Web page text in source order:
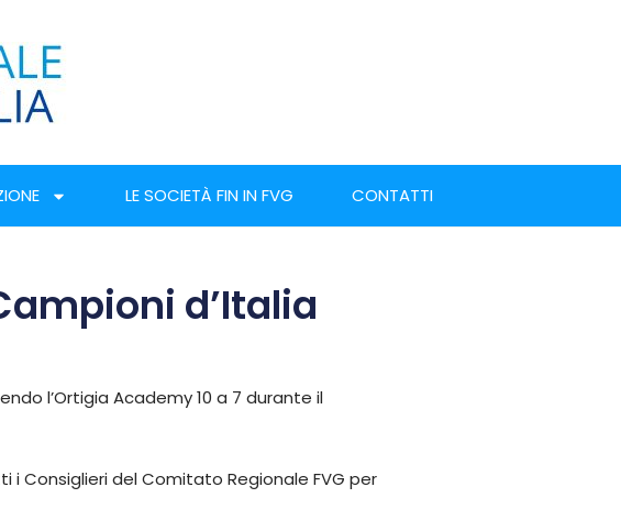
LE SOCIETÀ FIN IN FVG CONTATTI
d’Italia
l’Ortigia Academy 10 a 7 durante il
i Consiglieri del Comitato Regionale FVG per